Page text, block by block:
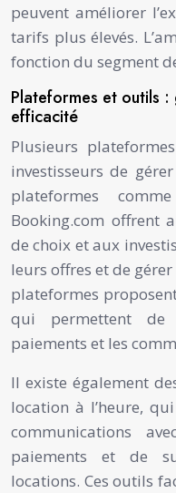
peuvent améliorer
tarifs plus élevés.
fonction du segment
Plateformes et outils
efficacité
Plusieurs
investisseurs de
plateformes
Booking.com offrent
de choix et aux
leurs offres et de
plateformes
qui permettent de
paiements et les
Il existe également
location à l’heure,
communications
paiements et de
locations. Ces outils